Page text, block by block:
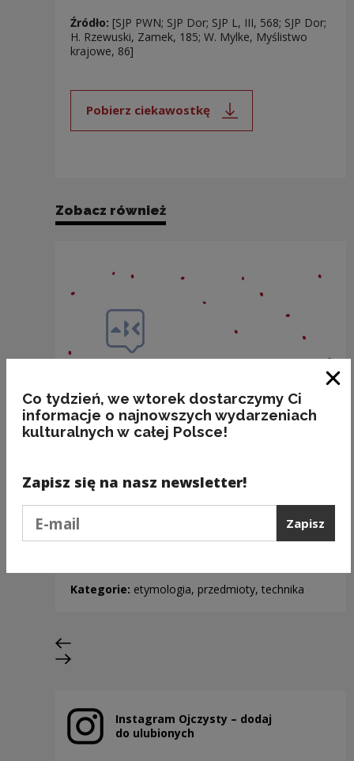
Źródło: [SJP PWN; SJP Dor; SJP L, III, 568; SJP Dor;
H. Rzewuski, Zamek, 185; W. Mylke, Myślistwo
krajowe, 86]
Pobierz ciekawostkę
Uwaga, link zostanie otwarty
Zobacz również
Kategorie: etymologia, przedmioty, technika
Poprzedni slajd
Następny slajd
Instagram Ojczysty – dodaj
do ulubionych
Uwaga, link zostanie otwarty w nowym oknie
Co tydzień, we wtorek dostarczymy Ci
informacje o najnowszych wydarzeniach
kulturalnych w całej Polsce!
Zapisz się na nasz newsletter!
Zapisz